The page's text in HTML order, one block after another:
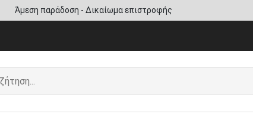
Άμεση παράδοση - Δικαίωμα επιστροφής